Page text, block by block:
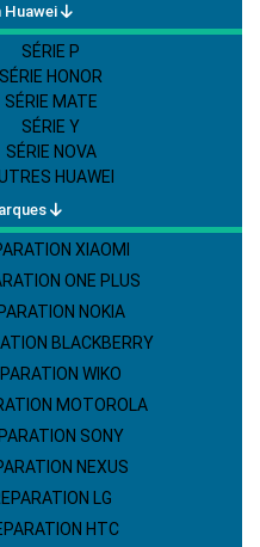
Huawei
SÉRIE P
SÉRIE HONOR
SÉRIE MATE
SÉRIE Y
SÉRIE NOVA
HUAWEI
XIAOMI
ONE PLUS
NOKIA
BLACKBERRY
WIKO
MOTOROLA
SONY
NEXUS
LG
HTC